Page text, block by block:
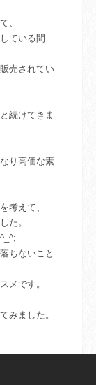
、
ている間
売されてい
続けてきま
り高価な素
考えて、
た。
ちないこと
メです。
みました。